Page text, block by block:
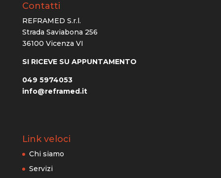
Contatti
REFRAMED S.r.l.
Strada Saviabona 256
36100 Vicenza VI
SI RICEVE SU APPUNTAMENTO
049 5974053
info@reframed.it
Link veloci
Chi siamo
Servizi